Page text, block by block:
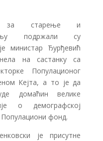
за старење и
подржали су
министар Ђурђевић
на састанку са
Популационог
Кејта, а то је да
домаћин велике
о демографској
Популациони фонд.
је присутне